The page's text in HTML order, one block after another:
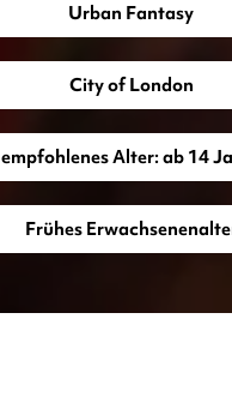
Urban Fantasy
City of London
empfohlenes Alter: ab 14
Frühes